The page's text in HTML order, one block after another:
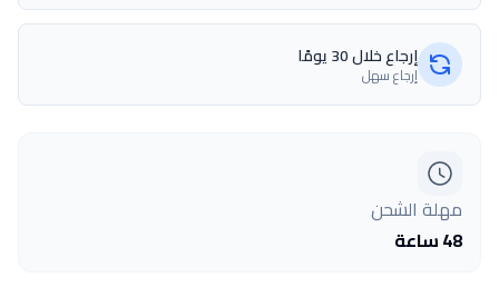
إرجاع خلال 30 يومًا
إرجاع سهل
مهلة الشحن
48 ساعة